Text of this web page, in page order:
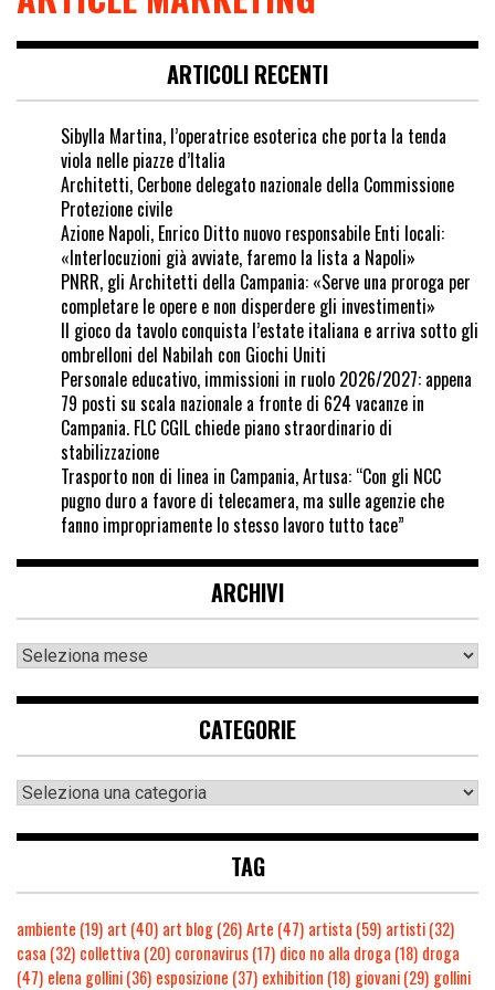
ARTICOLI RECENTI
Sibylla Martina, l’operatrice esoterica che porta la tenda
viola nelle piazze d’Italia
Architetti, Cerbone delegato nazionale della Commissione
Protezione civile
Azione Napoli, Enrico Ditto nuovo responsabile Enti locali:
«Interlocuzioni già avviate, faremo la lista a Napoli»
PNRR, gli Architetti della Campania: «Serve una proroga per
completare le opere e non disperdere gli investimenti»
Il gioco da tavolo conquista l’estate italiana e arriva sotto gli
ombrelloni del Nabilah con Giochi Uniti
Personale educativo, immissioni in ruolo 2026/2027: appena
79 posti su scala nazionale a fronte di 624 vacanze in
Campania. FLC CGIL chiede piano straordinario di
stabilizzazione
Trasporto non di linea in Campania, Artusa: “Con gli NCC
pugno duro a favore di telecamera, ma sulle agenzie che
fanno impropriamente lo stesso lavoro tutto tace”
ARCHIVI
CATEGORIE
TAG
ambiente (19) art (40) art blog(26)Arte (47) artista (59) artisti(32)
casa (32) collettiva (20) coronavirus(17) dico no alla droga (18) droga
(47) elena gollini(36) esposizione (37) exhibition (18) giovani(29) gollini